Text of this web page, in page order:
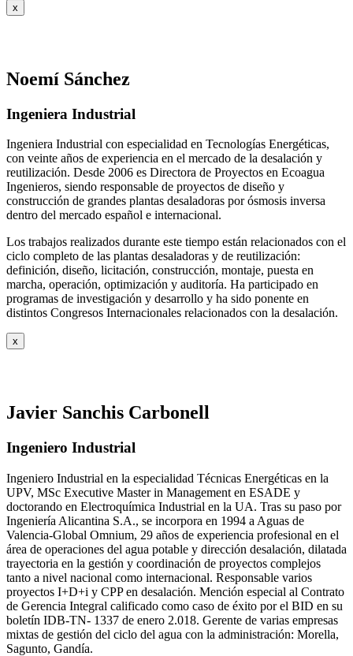
x
Noemí Sánchez
Ingeniera Industrial
Ingeniera Industrial con especialidad en Tecnologías Energéticas,
con veinte años de experiencia en el mercado de la desalación y
reutilización. Desde 2006 es Directora de Proyectos en Ecoagua
Ingenieros, siendo responsable de proyectos de diseño y
construcción de grandes plantas desaladoras por ósmosis inversa
dentro del mercado español e internacional.
Los trabajos realizados durante este tiempo están relacionados con el
ciclo completo de las plantas desaladoras y de reutilización:
definición, diseño, licitación, construcción, montaje, puesta en
marcha, operación, optimización y auditoría. Ha participado en
programas de investigación y desarrollo y ha sido ponente en
distintos Congresos Internacionales relacionados con la desalación.
x
Javier Sanchis Carbonell
Ingeniero Industrial
Ingeniero Industrial en la especialidad Técnicas Energéticas en la
UPV, MSc Executive Master in Management en ESADE y
doctorando en Electroquímica Industrial en la UA. Tras su paso por
Ingeniería Alicantina S.A., se incorpora en 1994 a Aguas de
Valencia-Global Omnium, 29 años de experiencia profesional en el
área de operaciones del agua potable y dirección desalación, dilatada
trayectoria en la gestión y coordinación de proyectos complejos
tanto a nivel nacional como internacional. Responsable varios
proyectos I+D+i y CPP en desalación. Mención especial al Contrato
de Gerencia Integral calificado como caso de éxito por el BID en su
boletín IDB-TN- 1337 de enero 2.018. Gerente de varias empresas
mixtas de gestión del ciclo del agua con la administración: Morella,
Sagunto, Gandía.